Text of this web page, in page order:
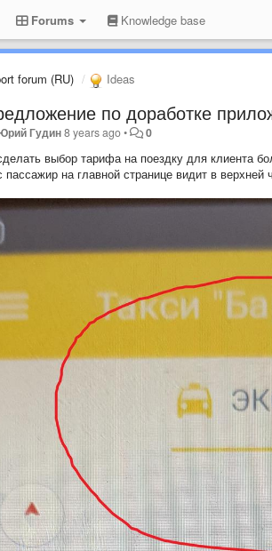
Forums Knowledge base
forum (RU) Ideas
по доработке
Гудин8 years ago• 0
выбор тарифа на поездку для клиента
пассажир на главной странице видит в